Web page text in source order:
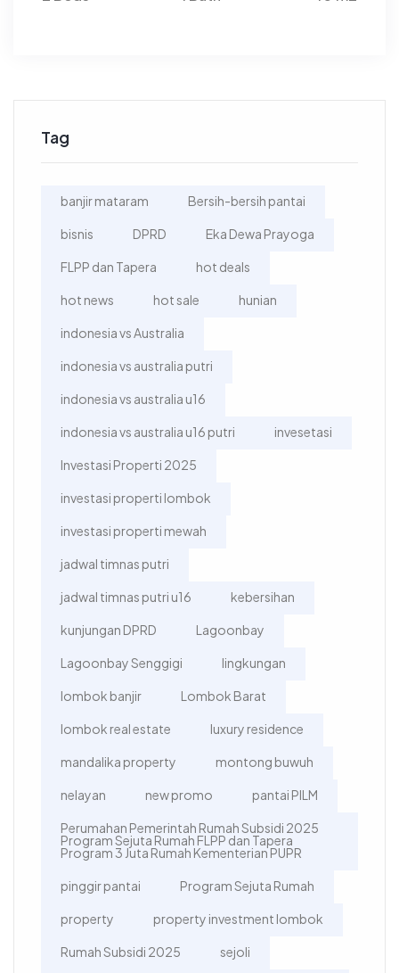
Tag
banjir mataram Bersih-bersih pantai
bisnis DPRD Eka Dewa Prayoga
FLPP dan Tapera hot deals
hot news hot sale hunian
indonesia vs Australia
indonesia vs australia putri
indonesia vs australia u16
indonesia vs australia u16 putri invesetasi
Investasi Properti 2025
investasi properti lombok
investasi properti mewah
jadwal timnas putri
jadwal timnas putri u16 kebersihan
kunjungan DPRD Lagoonbay
Lagoonbay Senggigi lingkungan
lombok banjir Lombok Barat
lombok real estate luxury residence
mandalika property montong buwuh
nelayan new promo pantai PILM
Perumahan Pemerintah Rumah Subsidi 2025
Program Sejuta Rumah FLPP dan Tapera
Program 3 Juta Rumah Kementerian PUPR
pinggir pantai Program Sejuta Rumah
property property investment lombok
Rumah Subsidi 2025 sejoli